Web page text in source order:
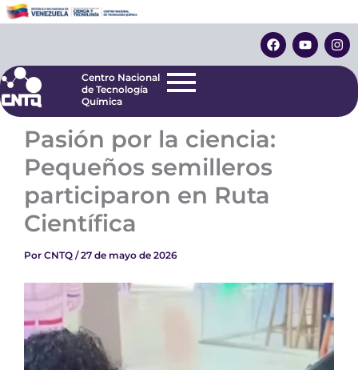
al
F
a
c
o
Y
o
u
e
I
n
s
r
Centro Nacional
de Tecnología
Centro Nacional
de Tecnología
Química
Pasión por la ciencia:
Pequeños semilleros
participaron en Ruta
Científica
Por CNTQ /27 de mayo de 2026